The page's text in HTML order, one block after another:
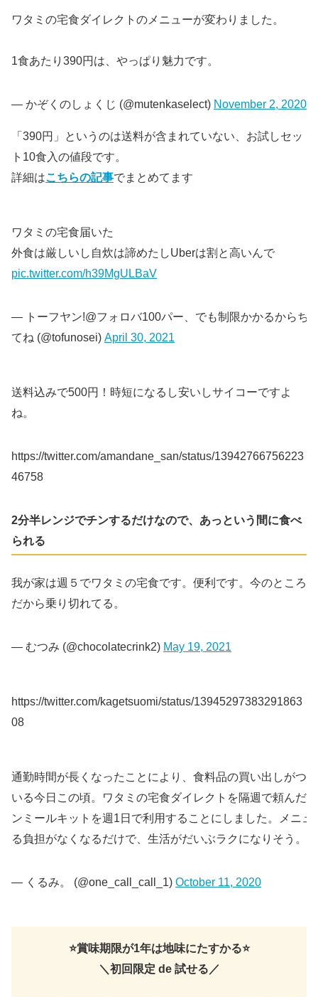
ワタミの宅食ダイレクトのメニューが変わりました。
1食あたり390円は、やっぱり魅力です。
— かぞくのしょくじ (@mutenkaselect) November 2, 2020
「390円」というのは送料が含まれていない、お試しセッ
ト10食入の値段です。
詳細はこちらの記事でまとめてます
ワタミの宅食届いた
外食は厳しいし自炊は諦めたしUberは割と高いんで
pic.twitter.com/h39MgULBaV
— トーフヤン!@フォロバ100パー、でも制限かかるからち
てね (@tofunosei) April 30, 2021
送料込みで500円！時短になるし安いしサイコーですよ
ね。
https://twitter.com/amandane_san/status/13942766756223
46758
2分半レンジでチンするだけなので、あっという間に食べ
られる
我が家は週５でワタミの宅食です。便利です。今のところ
だから乗り切れてる。
— むつみ (@chocolatecrink2) May 19, 2021
https://twitter.com/kagetsuomi/status/13945297383291863
08
通勤時間が長くなったことにより、食料品の買い出しがつ
いる今日この頃。ワタミの宅食ダイレクトを隔週で頼んだ
ンミールキットを週1日で利用することにしました。メニュ
る負担がなくなるだけで、生活がだいぶラクになりそう。(
— くるみ。 (@one_call_call_1) October 11, 2020
⭐️賞味期限が1年は地味にたすかる⭐️
＼初回限定 de 試せる／